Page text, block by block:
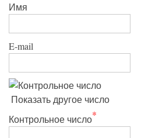
Имя
E-mail
Показать другое число
Контрольное число*